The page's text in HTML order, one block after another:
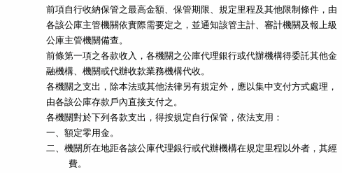
前項自行收納保管之最高金額、保管期限、規定里程及其他限制條件，由
各該公庫主管機關依實際需要定之，並通知該管主計、審計機關及報上級
前條第一項之各款收入，各機關之公庫代理銀行或代辦機構得委託其他金
各機關之支出，除本法或其他法律另有規定外，應以集中支付方式處理，
各機關對於下列各款支出，得按規定自行保管，依法支用：
一、額定零用金。
二、機關所在地距各該公庫代理銀行或代辦機構在規定里程以外者，其經
    費。